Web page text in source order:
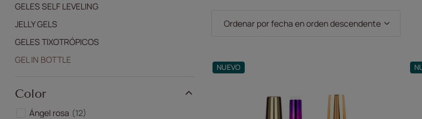
GELES SELF LEVELING
JELLY GELS
GELES TIXOTRÓPICOS
GEL IN BOTTLE
Color
Ángel rosa
12
Cambiar la clasificación
Ordenar por fecha en orden descendente
NUEVO